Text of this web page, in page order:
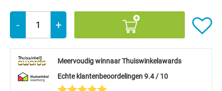
- +
Meervoudig winnaar Thuiswinkelawards
Echte klantenbeoordelingen 9.4 / 10